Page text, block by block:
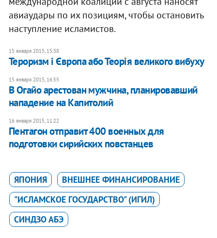
авиаудары по их позициям, чтобы остановить
наступление исламистов.
15 января 2015, 15:38
Тероризм і Європа або Теорія великого вибуху
15 января 2015, 16:55
В Огайо арестован мужчина, планировавший
нападение на Капитолий
16 января 2015, 11:22
Пентагон отправит 400 военных для
подготовки сирийских повстанцев
ЯПОНИЯ
ВНЕШНЕЕ ФИНАНСИРОВАНИЕ
"ИСЛАМСКОЕ ГОСУДАРСТВО" (ИГИЛ)
СИНДЗО АБЭ